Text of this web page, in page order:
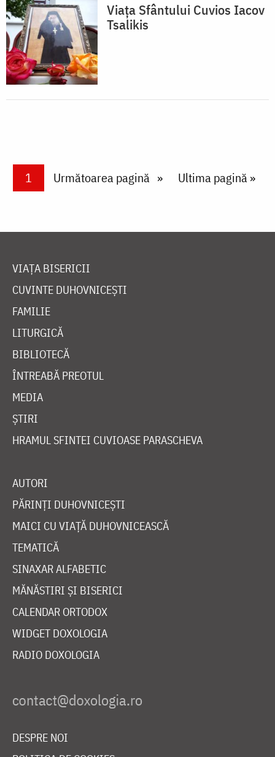
Viața Sfântului Cuvios Iacov
Tsalikis
PaginareCurrent page
1 Next page
Următoarea pagină Last page
Ultima pagină »
VIAȚA BISERICII
CUVINTE DUHOVNICEȘTI
FAMILIE
LITURGICĂ
BIBLIOTECĂ
ÎNTREABĂ PREOTUL
MEDIA
ȘTIRI
HRAMUL SFINTEI CUVIOASE PARASCHEVA
AUTORI
PĂRINȚI DUHOVNICEȘTI
MAICI CU VIAȚĂ DUHOVNICEASCĂ
TEMATICĂ
SINAXAR ALFABETIC
MĂNĂSTIRI ȘI BISERICI
CALENDAR ORTODOX
WIDGET DOXOLOGIA
RADIO DOXOLOGIA
DESPRE NOI